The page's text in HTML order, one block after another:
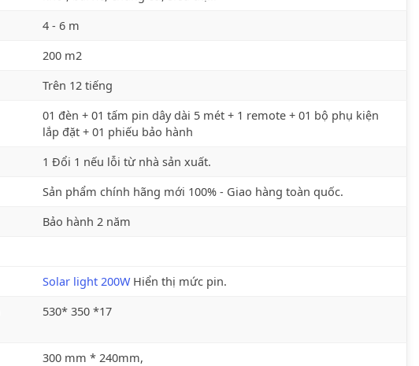
4 - 6 m
200 m2
Trên 12 tiếng
01 đèn + 01 tấm pin dây dài 5 mét + 1 remote + 01 bộ phụ kiện
lắp đặt + 01 phiếu bảo hành
1 Đổi 1 nếu lỗi từ nhà sản xuất.
Sản phẩm chính hãng mới 100% - Giao hàng toàn quốc.
Bảo hành 2 năm
Solar light 200WHiển thị mức pin.
530* 350 *17
300 mm * 240mm,